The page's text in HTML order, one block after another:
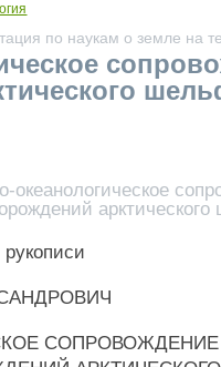
по наукам о земле на
океанологическое